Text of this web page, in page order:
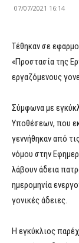
07/07/2021 16:14
Τέθηκαν σε
«Προστασία της
εργαζόμενους
Σύμφωνα με
Υποθέσεων, που
γεννήθηκαν από
νόμου στην
λάβουν άδεια
ημερομηνία
γονικές άδειες.
Η εγκύκλιος